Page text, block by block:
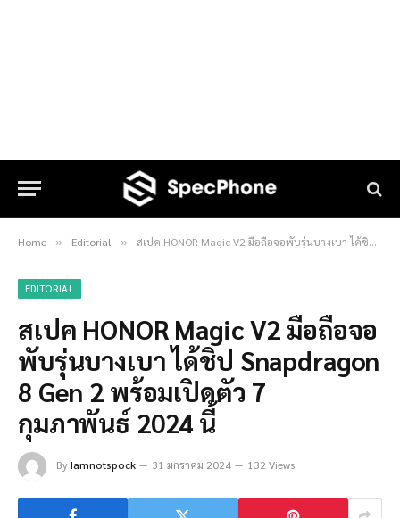
Home » Editorial » สเปค HONOR Magic V2 มือถือจอพับรุ่นบางเบา ได้ชิป Snapdragon 8 Gen 2 พร้อมเปิดตัว 7 กุมภาพันธ์ 2024 นี้
EDITORIAL
สเปค HONOR Magic V2 มือถือจอ
พับรุ่นบางเบา ได้ชิป Snapdragon
8 Gen 2 พร้อมเปิดตัว 7
กุมภาพันธ์ 2024 นี้
ByIamnotspock 31 มกราคม 2024 132 Views